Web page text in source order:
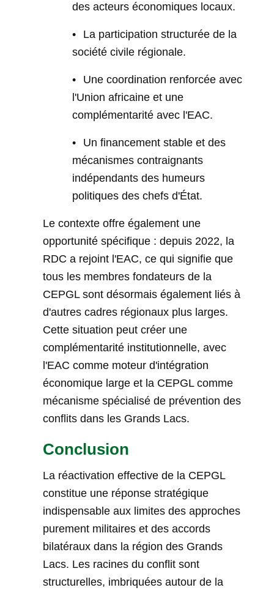
des acteurs économiques locaux.
•
La participation structurée de la
société civile régionale.
•
Une coordination renforcée avec
l'Union africaine et une
complémentarité avec l'EAC.
•
Un financement stable et des
mécanismes contraignants
indépendants des humeurs
politiques des chefs d'État.
Le contexte offre également une
opportunité spécifique : depuis 2022, la
RDC a rejoint l'EAC, ce qui signifie que
tous les membres fondateurs de la
CEPGL sont désormais également liés à
d'autres cadres régionaux plus larges.
Cette situation peut créer une
complémentarité institutionnelle, avec
l'EAC comme moteur d'intégration
économique large et la CEPGL comme
mécanisme spécialisé de prévention des
conflits dans les Grands Lacs.
Conclusion
La réactivation effective de la CEPGL
constitue une réponse stratégique
indispensable aux limites des approches
purement militaires et des accords
bilatéraux dans la région des Grands
Lacs. Les racines du conflit sont
structurelles, imbriquées autour de la